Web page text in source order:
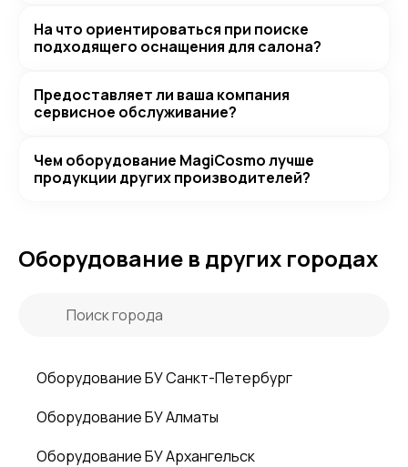
На что ориентироваться при поиске
подходящего оснащения для салона?
Предоставляет ли ваша компания
сервисное обслуживание?
Чем оборудование MagiCosmo лучше
продукции других производителей?
Оборудование в других городах
Оборудование БУ Санкт-Петербург
Оборудование БУ Алматы
Оборудование БУ Архангельск